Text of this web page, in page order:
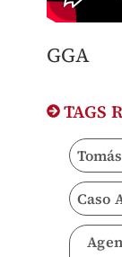
​GGA
TAGS
Caso